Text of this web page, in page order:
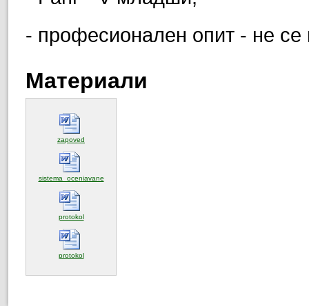
- професионален опит - не се
Материали
zapoved
sistema_oceniavane(отваря се в нов прозорец)
protokol(отваря се в нов прозорец)
protokol(отваря се в нов прозорец)